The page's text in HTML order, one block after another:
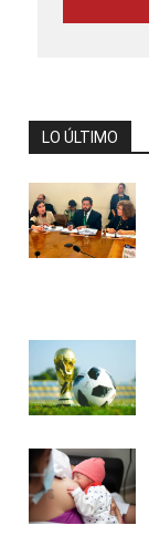
LO ÚLTIMO